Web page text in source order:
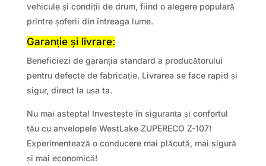
vehicule și condiții de drum, fiind o alegere populară
printre șoferii din întreaga lume.
Garanție și livrare:
Beneficiezi de garanția standard a producătorului
pentru defecte de fabricație. Livrarea se face rapid și
sigur, direct la ușa ta.
Nu mai astepta! Investește în siguranța și confortul
tău cu anvelopele WestLake ZUPERECO Z-107!
Experimentează o conducere mai plăcută, mai sigură
și mai economică!